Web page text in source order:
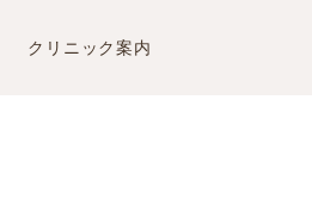
クリニック案内